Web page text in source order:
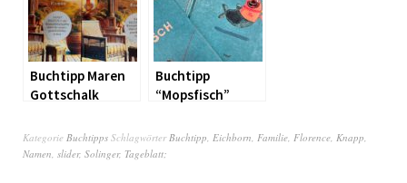
Buchtipp Maren
Gottschalk
Ngong Berge”
Buchtipp
“Mopsfisch”
Kategorie Buchtipps SchlagwörterBuchtipp, Eichborn, Familie, Florence, Knapp,
Namen, slider, Solinger, Tageblatt;